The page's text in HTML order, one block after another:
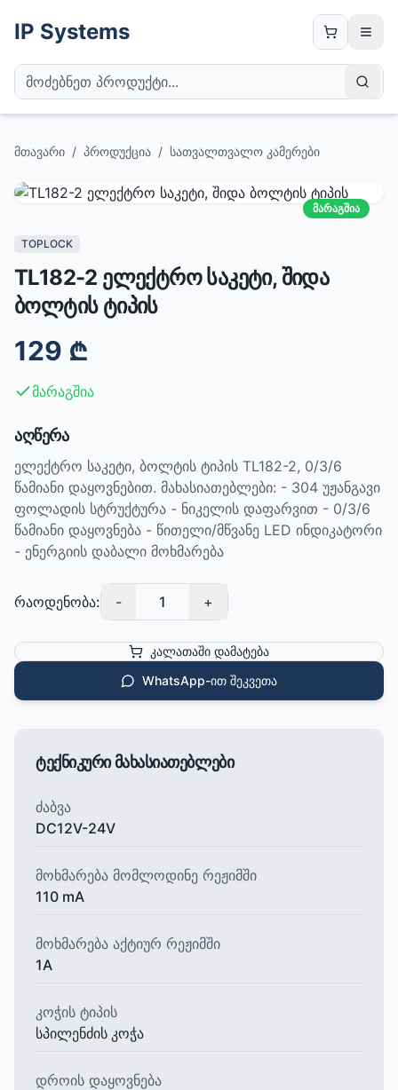
IP Systems
მთავარი / პროდუქცია / სათვალთვალო კამერები
მარაგშია
TOPLOCK
TL182-2 ელექტრო საკეტი, შიდა
ბოლტის ტიპის
129 ₾
მარაგშია
აღწერა
ელექტრო საკეტი, ბოლტის ტიპის TL182-2, 0/3/6
წამიანი დაყოვნებით. მახასიათებლები: - 304 უჟანგავი
ფოლადის სტრუქტურა - ნიკელის დაფარვით - 0/3/6
წამიანი დაყოვნება - წითელი/მწვანე LED ინდიკატორი
- ენერგიის დაბალი მოხმარება
რაოდენობა: - 1 +
კალათაში დამატება
WhatsApp-ით შეკვეთა
ტექნიკური მახასიათებლები
ძაბვა
DC12V-24V
მოხმარება მომლოდინე რეჟიმში
110 mA
მოხმარება აქტიურ რეჟიმში
1A
კოჭის ტიპის
სპილენძის კოჭა
დროის დაყოვნება